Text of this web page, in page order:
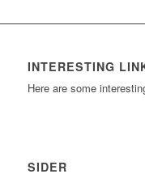
INTERESTING
Here are some
SIDER